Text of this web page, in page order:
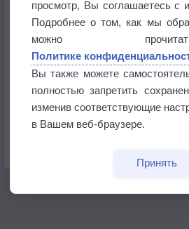
Приложение построит
Атмосфера начала
В Приморье обнаружены
Изменение климата
просмотр, Вы соглашаетесь с
Подробнее о том, как мы
можно
Политике
Вы также можете
полностью запретить
изменив соответствующие
в Вашем веб-браузере.
Принять